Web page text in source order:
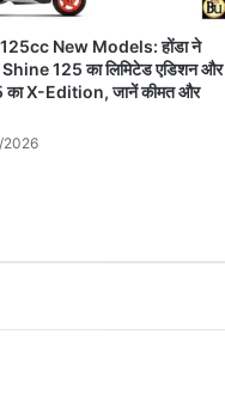
New Models: होंडा ने
Shine 125 का लिमिटेड एडिशन और
का X-Edition, जानें कीमत और